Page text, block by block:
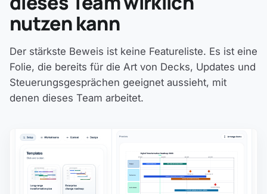
nutzen kann
Der stärkste Beweis ist keine Featureliste. Es ist eine
Folie, die bereits für die Art von Decks, Updates und
Steuerungsgesprächen geeignet aussieht, mit
denen dieses Team arbeitet.